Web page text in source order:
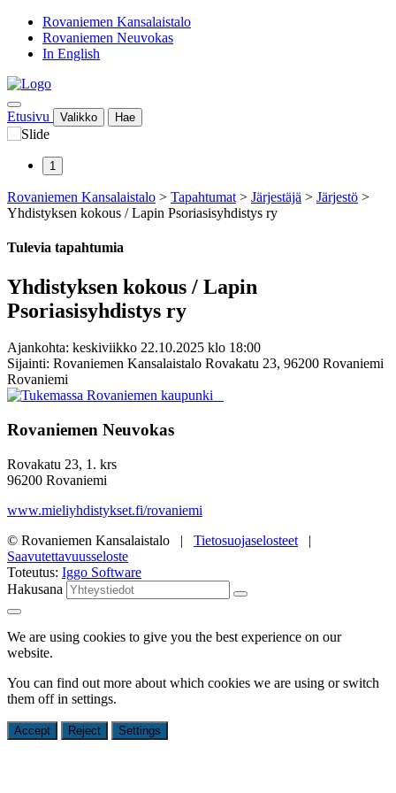
Rovaniemen Kansalaistalo
Rovaniemen Neuvokas
In English
Etusivu Valikko Hae
1
Rovaniemen Kansalaistalo > Tapahtumat > Järjestäjä > Järjestö >
Yhdistyksen kokous / Lapin Psoriasisyhdistys ry
Tulevia tapahtumia
Yhdistyksen kokous / Lapin
Psoriasisyhdistys ry
Ajankohta: keskiviikko 22.10.2025 klo 18:00
Sijainti: Rovaniemen Kansalaistalo Rovakatu 23, 96200 Rovaniemi
Rovaniemi
Rovaniemen Neuvokas
Rovakatu 23, 1. krs
96200 Rovaniemi
www.mieliyhdistykset.fi/rovaniemi
© Rovaniemen Kansalaistalo | Tietosuojaselosteet |
Saavutettavuusseloste
Toteutus: Iggo Software
Hakusana
We are using cookies to give you the best experience on our
website.
You can find out more about which cookies we are using or switch
them off in settings.
Accept Reject Settings